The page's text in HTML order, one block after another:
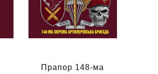
Прапор 148-ма